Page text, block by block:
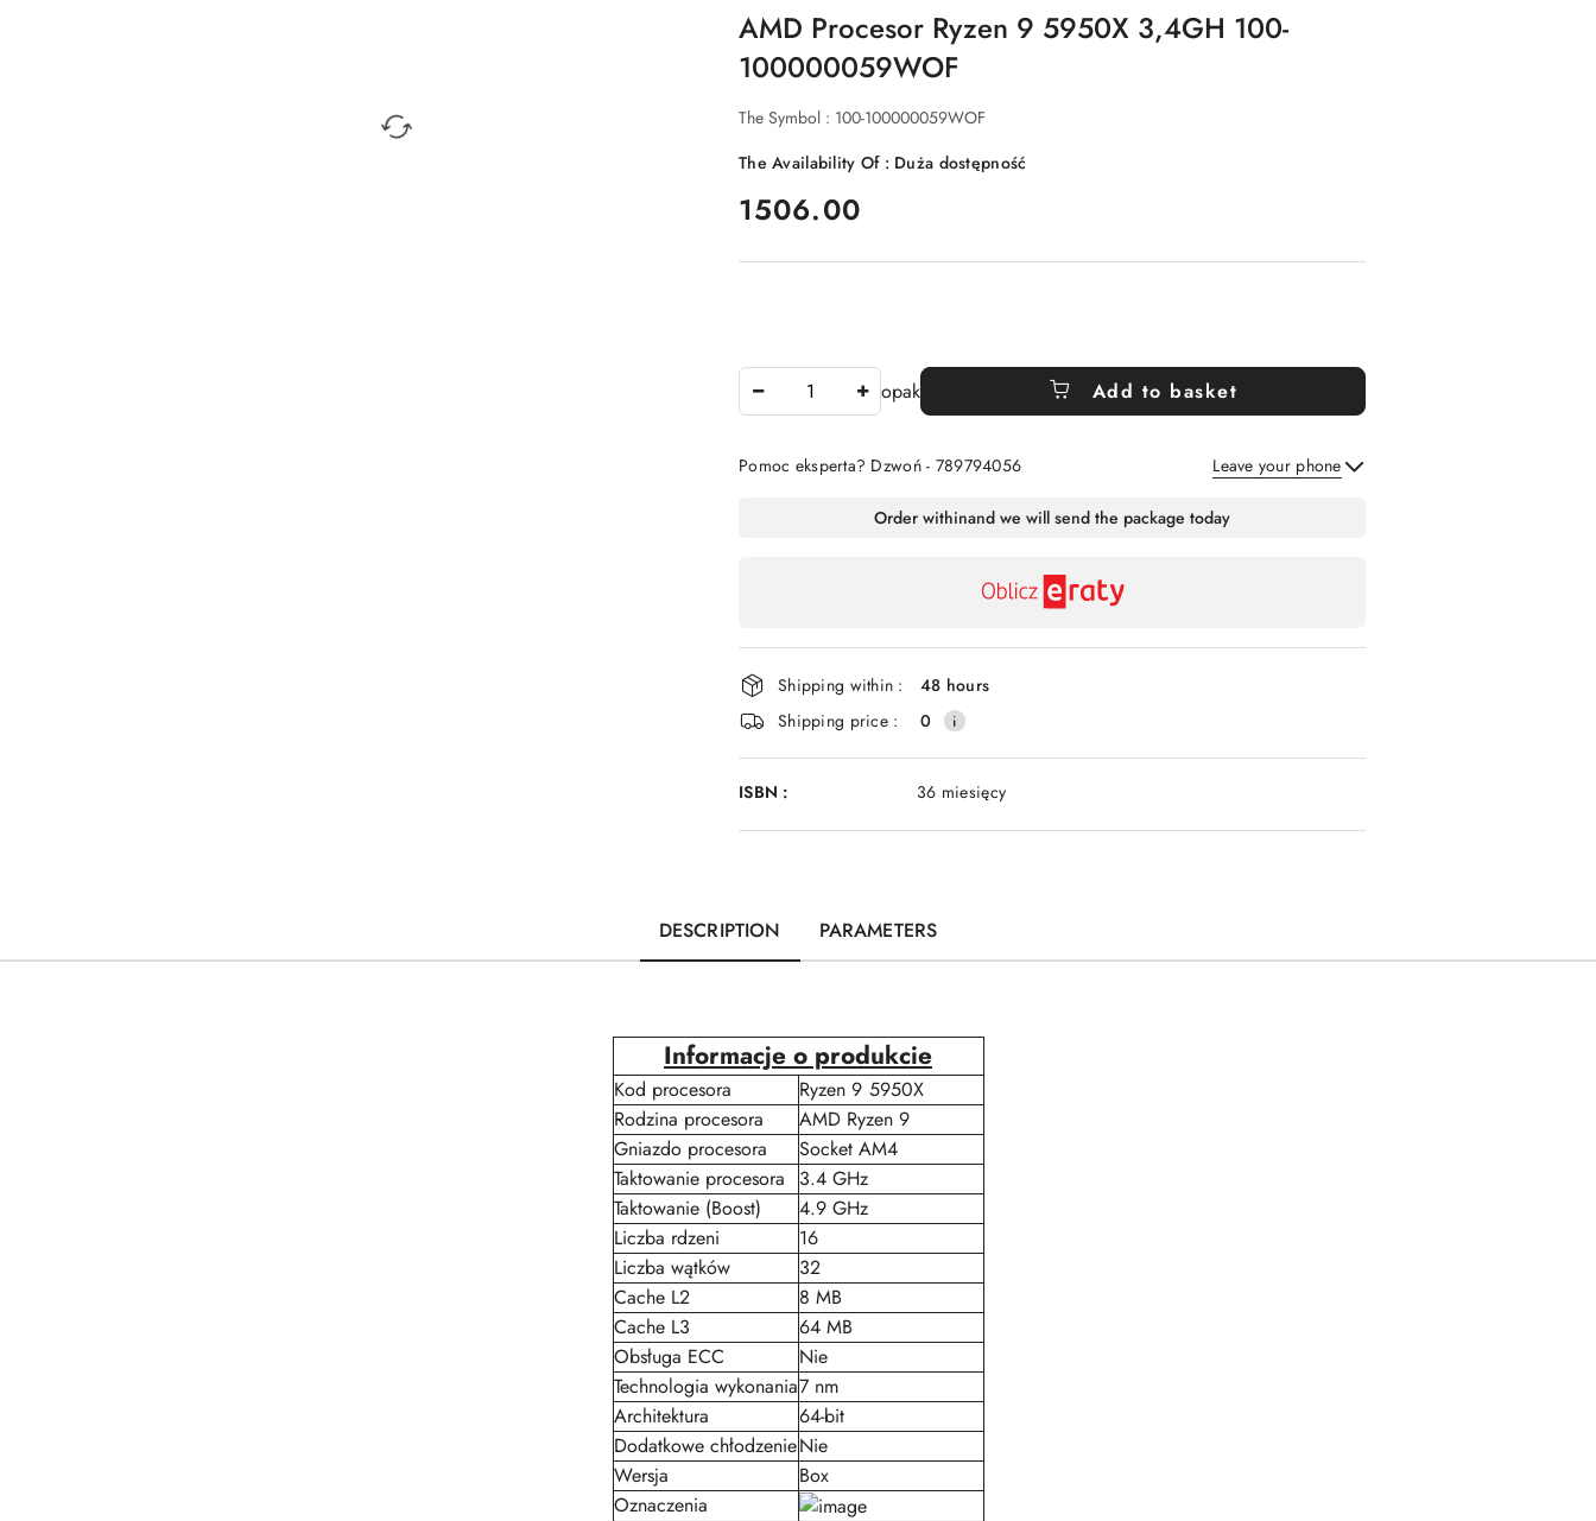
AMD Procesor Ryzen 9 5950X 3,4GH 100-
100000059WOF
The Symbol : 100-100000059WOF
The Availability Of : Duża dostępność
price:
1506.00
Amount
opak Add to basket
Pomoc eksperta? Dzwoń - 789794056 Leave your phone
AvailabilityOrder withinand we will send the package today
Shipping within :
48 hours
Shipping price :
0
ISBN : 36 miesięcy
DESCRIPTION PARAMETERS
Informacje o produkcie
Kod procesora
Ryzen 9 5950X
Rodzina procesora
AMD Ryzen 9
Gniazdo procesora
Socket AM4
Taktowanie procesora
3.4 GHz
Taktowanie (Boost)
4.9 GHz
Liczba rdzeni
16
Liczba wątków
32
Cache L2
8 MB
Cache L3
64 MB
Obsługa ECC
Nie
Technologia wykonania7 nm
Architektura
64-bit
Dodatkowe chłodzenieNie
Wersja
Box
Oznaczenia